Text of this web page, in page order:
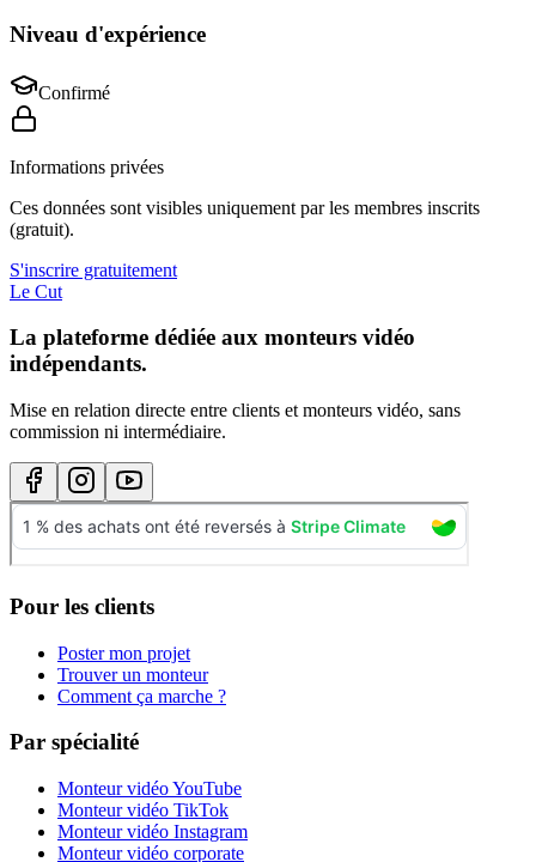
Niveau d'expérience
Confirmé
Informations privées
Ces données sont visibles uniquement par les membres inscrits
(gratuit).
S'inscrire gratuitement
Le Cut
La plateforme dédiée aux monteurs vidéo
indépendants.
Mise en relation directe entre clients et monteurs vidéo, sans
commission ni intermédiaire.
Pour les clients
Poster mon projet
Trouver un monteur
Comment ça marche ?
Par spécialité
Monteur vidéo YouTube
Monteur vidéo TikTok
Monteur vidéo Instagram
Monteur vidéo corporate